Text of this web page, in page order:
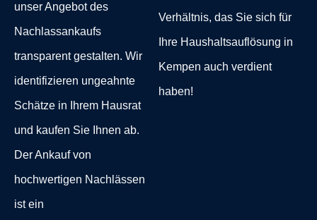
unser Angebot des
Nachlassankaufs
transparent gestalten. Wir
identifizieren ungeahnte
Schätze in Ihrem Hausrat
und kaufen Sie Ihnen ab.
Der Ankauf von
hochwertigen Nachlässen
ist ein
Verhältnis, das Sie sich für
Ihre Haushaltsauflösung in
Kempen auch verdient
haben!